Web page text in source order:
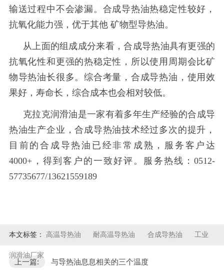
输送过程中不会渗漏。合成导热油热稳定性较好，
抗氧化能力强，优于其他 矿物型导热油。
从上面的组成成分来看，合成导热油具有更强的
抗氧化性和更强的热稳定性，所以使用周期会比矿
物导热油长很多。综合考量，合成导热油，使用效
果好，寿命长，综合成本也会相对较低。
克拉克润滑油是一家有着多年生产经验的合成导
热油生产企业，合成导热油技术经过多次的提升，
目前的合成导热油已经非常成熟，服务客户达
4000+，得到客户的一致好评。服务热线：0512-
57735677/13621559189
本文标签： 高温导热油 耐高温导热油 合成导热油 工业
润滑油厂家
上一篇: 与导热油息息相关的三个温度